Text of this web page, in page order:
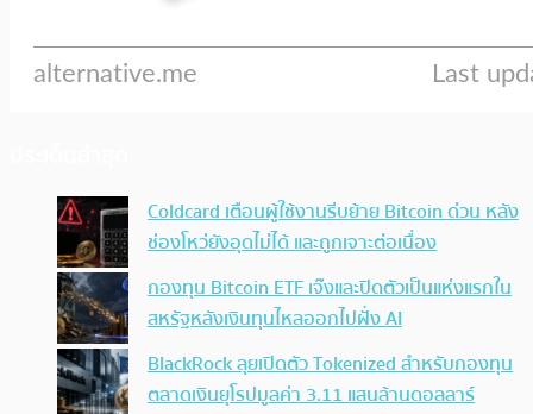
Coldcard เตือนผู้ใช้งานรีบย้าย Bitcoin ด่วน หลัง
ช่องโหว่ยังอุดไม่ได้ และถูกเจาะต่อเนื่อง
กองทุน Bitcoin ETF เจ๊งและปิดตัวเป็นแห่งแรกใน
สหรัฐหลังเงินทุนไหลออกไปฝั่ง AI
BlackRock ลุยเปิดตัว Tokenized สำหรับกองทุน
ตลาดเงินยุโรปมูลค่า 3.11 แสนล้านดอลลาร์